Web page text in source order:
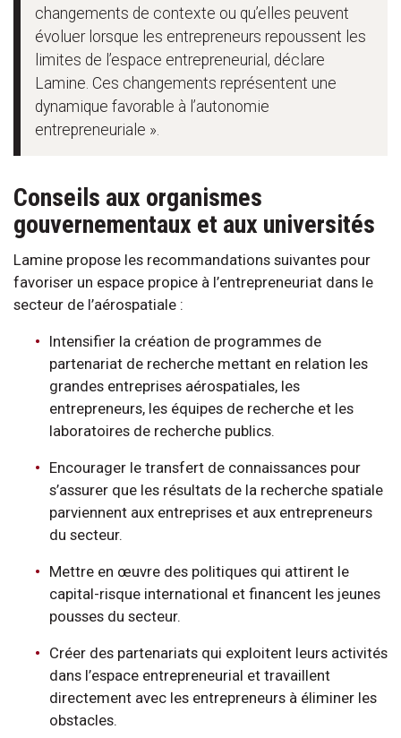
changements de contexte ou qu’elles peuvent
évoluer lorsque les entrepreneurs repoussent les
limites de l’espace entrepreneurial, déclare
Lamine. Ces changements représentent une
dynamique favorable à l’autonomie
entrepreneuriale ».
Conseils aux organismes
gouvernementaux et aux universités
Lamine propose les recommandations suivantes pour
favoriser un espace propice à l’entrepreneuriat dans le
secteur de l’aérospatiale :
Intensifier la création de programmes de
partenariat de recherche mettant en relation les
grandes entreprises aérospatiales, les
entrepreneurs, les équipes de recherche et les
laboratoires de recherche publics.
Encourager le transfert de connaissances pour
s’assurer que les résultats de la recherche spatiale
parviennent aux entreprises et aux entrepreneurs
du secteur.
Mettre en œuvre des politiques qui attirent le
capital-risque international et financent les jeunes
pousses du secteur.
Créer des partenariats qui exploitent leurs activités
dans l’espace entrepreneurial et travaillent
directement avec les entrepreneurs à éliminer les
obstacles.